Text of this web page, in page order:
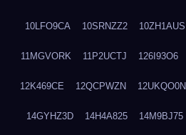
10LFO9CA 10SRNZZ2 10ZH1AUS
11MGVORK 11P2UCTJ 126I93O6
12K469CE 12QCPWZN 12UKQO0N
14GYHZ3D 14H4A825 14M9BJ75